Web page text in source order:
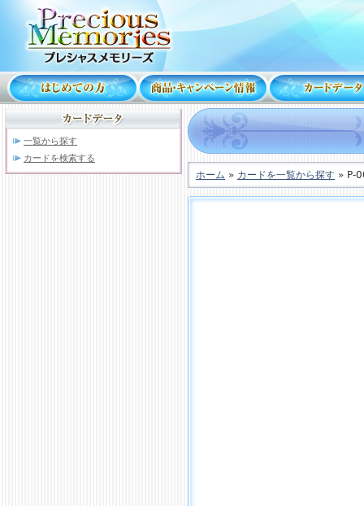
一覧から探す
カードを検索する
ホーム » カードを一覧から探す » P-